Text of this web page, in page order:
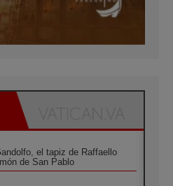
el tapiz de Raffaello
de San Pablo